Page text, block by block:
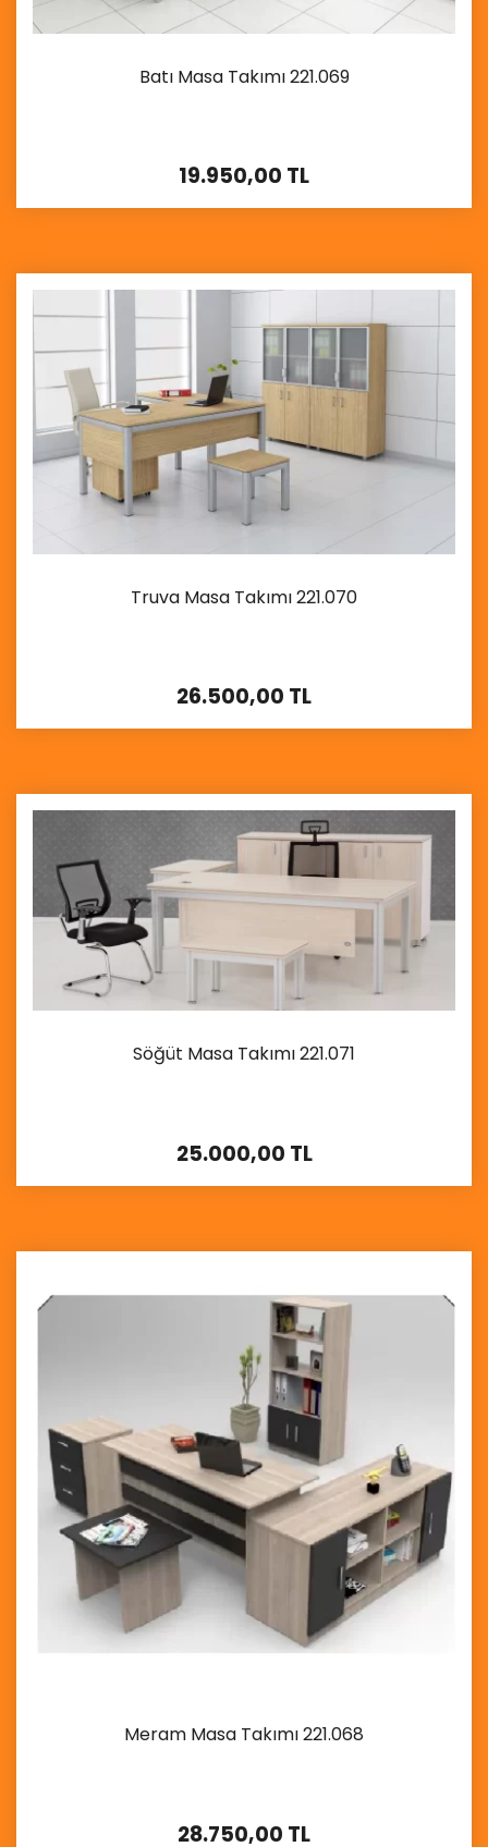
Batı Masa Takımı 221.069
19.950,00 TL
İncele
Truva Masa Takımı 221.070
26.500,00 TL
İncele
Söğüt Masa Takımı 221.071
25.000,00 TL
İncele
Meram Masa Takımı 221.068
28.750,00 TL